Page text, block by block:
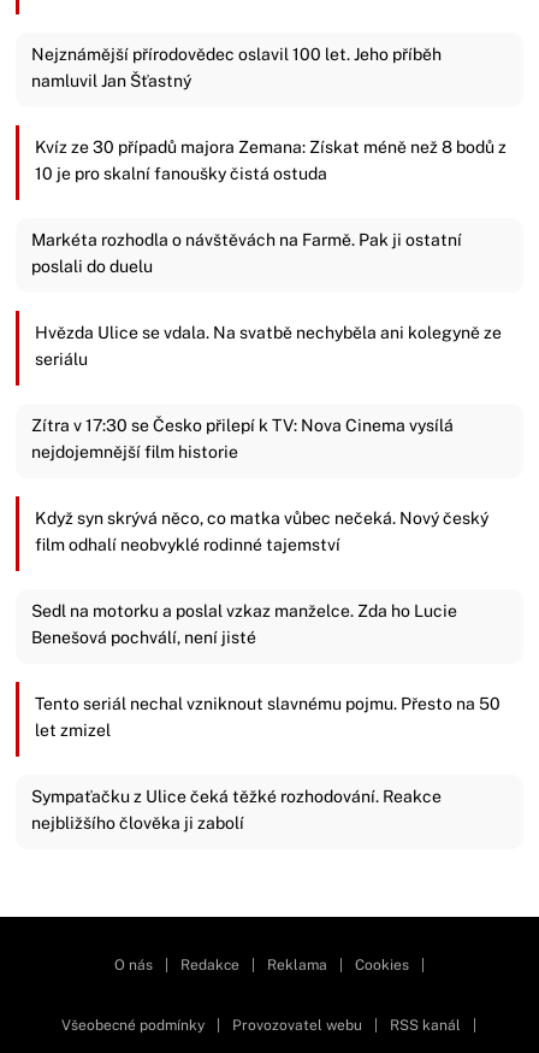
Nejznámější přírodovědec oslavil 100 let. Jeho příběh
namluvil Jan Šťastný
Kvíz ze 30 případů majora Zemana: Získat méně než 8 bodů z
10 je pro skalní fanoušky čistá ostuda
Markéta rozhodla o návštěvách na Farmě. Pak ji ostatní
poslali do duelu
Hvězda Ulice se vdala. Na svatbě nechyběla ani kolegyně ze
seriálu
Zítra v 17:30 se Česko přilepí k TV: Nova Cinema vysílá
nejdojemnější film historie
Když syn skrývá něco, co matka vůbec nečeká. Nový český
film odhalí neobvyklé rodinné tajemství
Sedl na motorku a poslal vzkaz manželce. Zda ho Lucie
Benešová pochválí, není jisté
Tento seriál nechal vzniknout slavnému pojmu. Přesto na 50
let zmizel
Sympaťačku z Ulice čeká těžké rozhodování. Reakce
nejbližšího člověka ji zabolí
O nás Redakce Reklama Cookies
Všeobecné podmínky Provozovatel webu RSS kanál